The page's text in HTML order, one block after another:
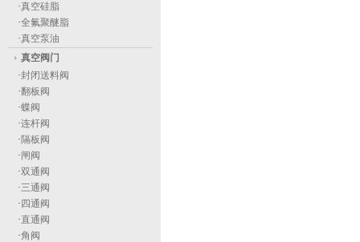
·真空硅脂
·全氟聚醚脂
·真空泵油
真空阀门
·封闭送料阀
·翻板阀
·蝶阀
·连杆阀
· 隔板阀
·闸阀
·双通阀
·三通阀
· 四通阀
·直通阀
·角阀